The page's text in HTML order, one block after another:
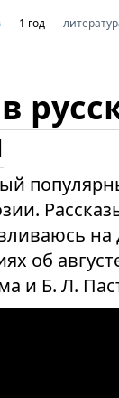
1 год
на
об
и Б. Л.